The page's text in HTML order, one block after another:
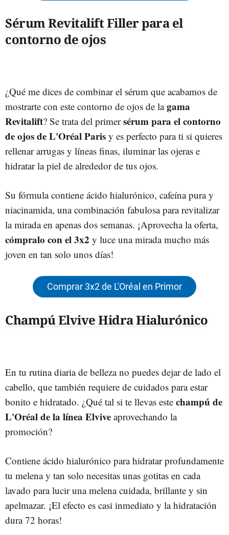
Sérum Revitalift Filler para el
contorno de ojos
¿Qué me dices de combinar el sérum que acabamos de
mostrarte con este contorno de ojos de lagama
Revitalift? Se trata del primersérum para el contorno
de ojos de L'Oréal Paris y es perfecto para ti si quieres
rellenar arrugas y líneas finas, iluminar las ojeras e
hidratar la piel de alrededor de tus ojos.
Su fórmula contiene ácido hialurónico, cafeína pura y
niacinamida, una combinación fabulosa para revitalizar
la mirada en apenas dos semanas. ¡Aprovecha la oferta,
cómpralo con el 3x2 y luce una mirada mucho más
joven en tan solo unos días!
Comprar 3x2 de L'Oréal en Primor
Champú Elvive Hidra Hialurónico
En tu rutina diaria de belleza no puedes dejar de lado el
cabello, que también requiere de cuidados para estar
bonito e hidratado. ¿Qué tal si te llevas este champú de
L'Oréal de la línea Elvive aprovechando la
promoción?
Contiene ácido hialurónico para hidratar profundamente
tu melena y tan solo necesitas unas gotitas en cada
lavado para lucir una melena cuidada, brillante y sin
apelmazar. ¡El efecto es casi inmediato y la hidratación
dura 72 horas!